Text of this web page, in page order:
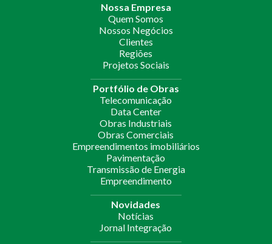
Nossa Empresa
Quem Somos
Nossos Negócios
Clientes
Regiões
Projetos Sociais
Portfólio de Obras
Telecomunicação
Data Center
Obras Industriais
Obras Comerciais
Empreendimentos imobiliários
Pavimentação
Transmissão de Energia
Empreendimento
Novidades
Notícias
Jornal Integração